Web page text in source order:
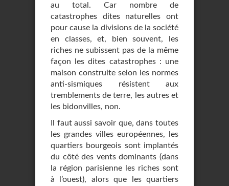
au total. Car nombre de
catastrophes dites naturelles ont
pour cause la divisions de la société
en classes, et, bien souvent, les
riches ne subissent pas de la même
façon les dites catastrophes : une
maison construite selon les normes
anti-sismiques résistent aux
tremblements de terre, les autres et
les bidonvilles, non.
Il faut aussi savoir que, dans toutes
les grandes villes européennes, les
quartiers bourgeois sont implantés
du côté des vents dominants (dans
la région parisienne les riches sont
à l’ouest), alors que les quartiers